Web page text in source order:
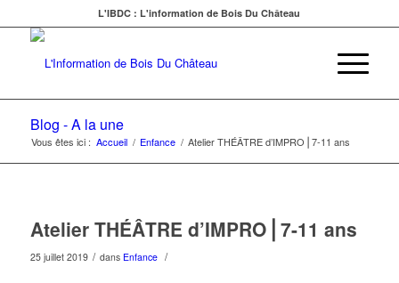
L'IBDC : L'information de Bois Du Château
Blog - A la une
Vous êtes ici : Accueil / Enfance / Atelier THÉÂTRE d’IMPRO⎪7-11 ans
Atelier THÉÂTRE d’IMPRO⎪7-11 ans
25 juillet 2019 / dans Enfance /